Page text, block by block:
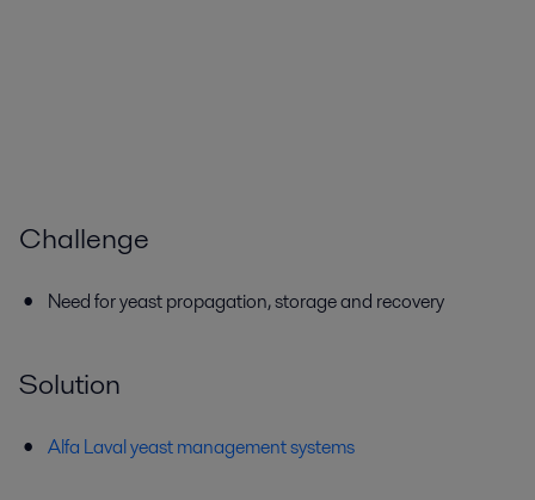
Challenge
Need for yeast propagation, storage and recovery
Solution
Alfa Laval yeast management systems